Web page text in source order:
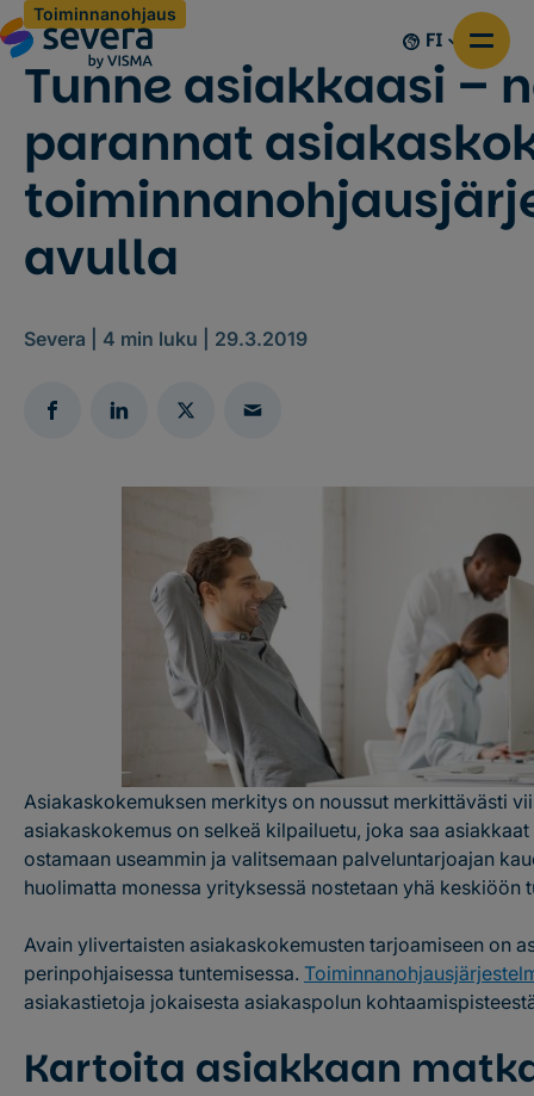
FI
Toiminnanohjaus
Tunne asiakkaasi –
parannat
avulla
Severa | 4 min luku | 29.3.2019
Asiakaskokemuksen merkitys on noussut merkittävästi
asiakaskokemus on selkeä kilpailuetu, joka saa
ostamaan useammin ja valitsemaan palveluntarjoajan
huolimatta monessa yrityksessä nostetaan yhä keskiöön
Avain ylivertaisten asiakaskokemusten tarjoamiseen on
perinpohjaisessa tuntemisessa.
asiakastietoja jokaisesta asiakaspolun
Kartoita asiakkaan